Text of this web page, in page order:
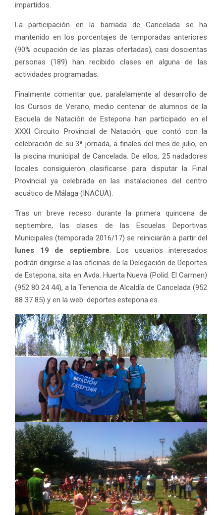
impartidos.
La participación en la barriada de Cancelada se ha
mantenido en los porcentajes de temporadas anteriores
(90% ocupación de las plazas ofertadas), casi doscientas
personas (189) han recibido clases en alguna de las
actividades programadas.
Finalmente comentar que, paralelamente al desarrollo de
los Cursos de Verano, medio centenar de alumnos de la
Escuela de Natación de Estepona han participado en el
XXXI Circuito Provincial de Natación, que contó con la
celebración de su 3ª jornada, a finales del mes de julio, en
la piscina municipal de Cancelada. De ellos, 25 nadadores
locales consiguieron clasificarse para disputar la Final
Provincial ya celebrada en las instalaciones del centro
acuático de Málaga (INACUA).
Tras un breve receso durante la primera quincena de
septiembre, las clases de las Escuelas Deportivas
Municipales (temporada 2016/17) se reiniciarán a partir del
lunes 19 de septiembre. Los usuarios interesados
podrán dirigirse a las oficinas de la Delegación de Deportes
de Estepona, sita en Avda. Huerta Nueva (Polid. El Carmen)
(952 80 24 44), a la Tenencia de Alcaldía de Cancelada (952
88 37 85) y en la web: deportes.estepona.es.